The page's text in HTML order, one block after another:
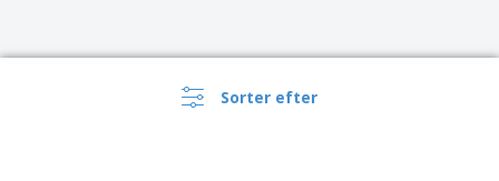
Sorter efter